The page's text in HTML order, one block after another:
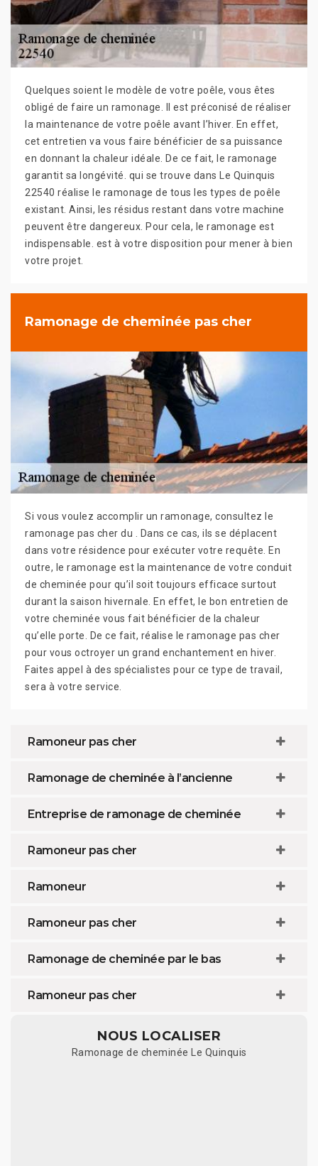
Quelques soient le modèle de votre poêle, vous êtes
obligé de faire un ramonage. Il est préconisé de réaliser
la maintenance de votre poêle avant l’hiver. En effet,
cet entretien va vous faire bénéficier de sa puissance
en donnant la chaleur idéale. De ce fait, le ramonage
garantit sa longévité. qui se trouve dans Le Quinquis
22540 réalise le ramonage de tous les types de poêle
existant. Ainsi, les résidus restant dans votre machine
peuvent être dangereux. Pour cela, le ramonage est
indispensable. est à votre disposition pour mener à bien
votre projet.
Ramonage de cheminée pas cher
Si vous voulez accomplir un ramonage, consultez le
ramonage pas cher du . Dans ce cas, ils se déplacent
dans votre résidence pour exécuter votre requête. En
outre, le ramonage est la maintenance de votre conduit
de cheminée pour qu’il soit toujours efficace surtout
durant la saison hivernale. En effet, le bon entretien de
votre cheminée vous fait bénéficier de la chaleur
qu’elle porte. De ce fait, réalise le ramonage pas cher
pour vous octroyer un grand enchantement en hiver.
Faites appel à des spécialistes pour ce type de travail,
sera à votre service.
Ramoneur pas cher
Ramonage de cheminée à l’ancienne
Entreprise de ramonage de cheminée
Ramoneur pas cher
Ramoneur
Ramoneur pas cher
Ramonage de cheminée par le bas
Ramoneur pas cher
NOUS LOCALISER
Ramonage de cheminée Le Quinquis